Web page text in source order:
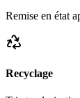
Remise en état
Recyclage